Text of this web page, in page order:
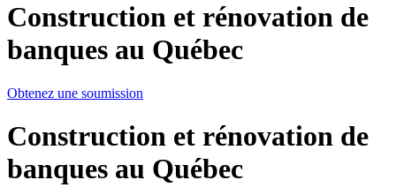
Construction et rénovation de
banques au Québec
Obtenez une soumission
Construction et rénovation de
banques au Québec